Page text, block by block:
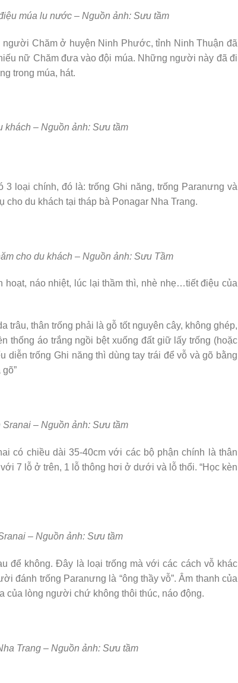
múa lu nước – Nguồn ảnh: Sưu tầm
Chăm ở huyện Ninh Phước, tỉnh Ninh Thuận đã
nữ Chăm đưa vào đội múa. Những người này đã đi
trong múa, hát.
khách – Nguồn ảnh: Sưu tầm
loại chính, đó là: trống Ghi năng, trống Paranưng và
du khách tại tháp bà Ponagar Nha Trang.
cho du khách – Nguồn ảnh: Sưu Tầm
náo nhiệt, lúc lại thầm thì, nhè nhẹ…tiết điệu của
trâu, thân trống phải là gỗ tốt nguyên cây, không ghép,
thống áo trắng ngồi bệt xuống đất giữ lấy trống (hoặc
diễn trống Ghi năng thì dùng tay trái để vỗ và gõ bằng
– Nguồn ảnh: Sưu tầm
có chiều dài 35-40cm với các bộ phận chính là thân
7 lỗ ở trên, 1 lỗ thông hơi ở dưới và lỗ thổi. “Học kèn
– Nguồn ảnh: Sưu tầm
để không. Đây là loại trống mà với các cách vỗ khác
đánh trống Paranưng là “ông thầy vỗ”. Âm thanh của
của lòng người chứ không thôi thúc, náo động.
Trang – Nguồn ảnh: Sưu tầm